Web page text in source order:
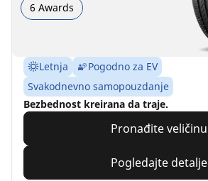
6 Awards
Letnja
Pogodno za EV
Svakodnevno samopouzdanje
Bezbednost kreirana da traje.
Pronađite veličinu
Pogledajte detalje